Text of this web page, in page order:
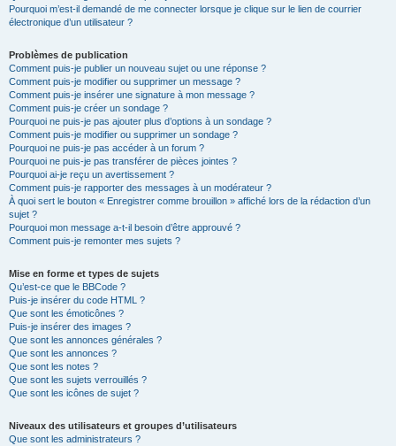
Pourquoi m’est-il demandé de me connecter lorsque je clique sur le lien de courrier
électronique d’un utilisateur ?
Problèmes de publication
Comment puis-je publier un nouveau sujet ou une réponse ?
Comment puis-je modifier ou supprimer un message ?
Comment puis-je insérer une signature à mon message ?
Comment puis-je créer un sondage ?
Pourquoi ne puis-je pas ajouter plus d’options à un sondage ?
Comment puis-je modifier ou supprimer un sondage ?
Pourquoi ne puis-je pas accéder à un forum ?
Pourquoi ne puis-je pas transférer de pièces jointes ?
Pourquoi ai-je reçu un avertissement ?
Comment puis-je rapporter des messages à un modérateur ?
À quoi sert le bouton « Enregistrer comme brouillon » affiché lors de la rédaction d’un
sujet ?
Pourquoi mon message a-t-il besoin d’être approuvé ?
Comment puis-je remonter mes sujets ?
Mise en forme et types de sujets
Qu’est-ce que le BBCode ?
Puis-je insérer du code HTML ?
Que sont les émoticônes ?
Puis-je insérer des images ?
Que sont les annonces générales ?
Que sont les annonces ?
Que sont les notes ?
Que sont les sujets verrouillés ?
Que sont les icônes de sujet ?
Niveaux des utilisateurs et groupes d’utilisateurs
Que sont les administrateurs ?